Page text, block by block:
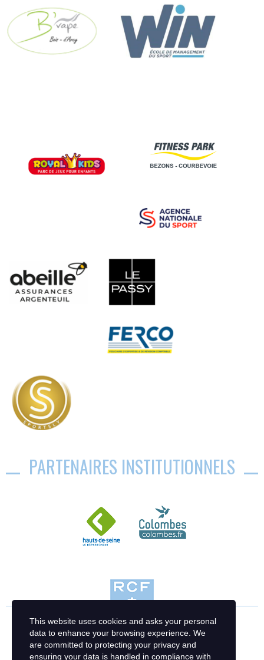
PARTENAIRES INSTITUTIONNELS
This website uses cookies and asks your personal
data to enhance your browsing experience. We
are committed to protecting your privacy and
ensuring your data is handled in compliance with